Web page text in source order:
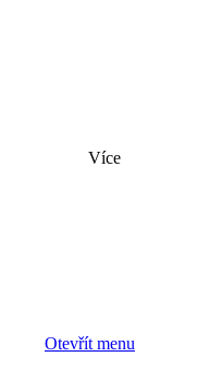
Více
Otevřít menu